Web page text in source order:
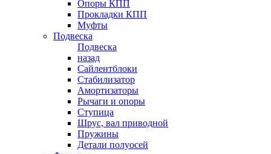
Опоры КПП
Прокладки КПП
Муфты
Подвеска
Подвеска
назад
Сайлентблоки
Стабилизатор
Амортизаторы
Рычаги и опоры
Ступица
Шрус, вал приводной
Пружины
Детали полуосей